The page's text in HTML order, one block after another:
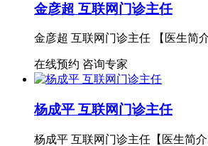
金彦超 互联网门诊主任
金彦超 互联网门诊主任 【医生简
在线预约 咨询专家
杨成平 互联网门诊主任
杨成平 互联网门诊主任【医生简